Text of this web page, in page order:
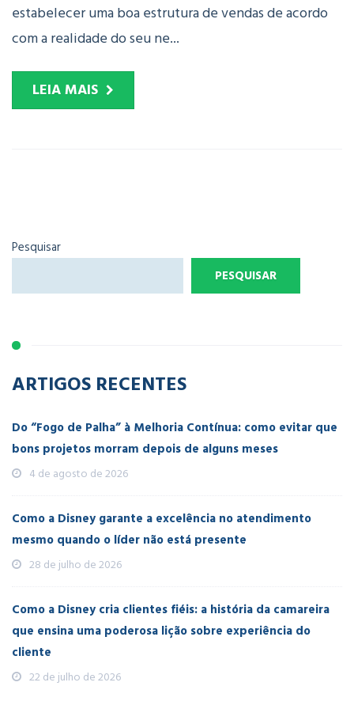
estabelecer uma boa estrutura de vendas de acordo
com a realidade do seu ne...
LEIA MAIS
Pesquisar
PESQUISAR
ARTIGOS RECENTES
Do “Fogo de Palha” à Melhoria Contínua: como evitar que
bons projetos morram depois de alguns meses
4 de agosto de 2026
Como a Disney garante a excelência no atendimento
mesmo quando o líder não está presente
28 de julho de 2026
Como a Disney cria clientes fiéis: a história da camareira
que ensina uma poderosa lição sobre experiência do
cliente
22 de julho de 2026